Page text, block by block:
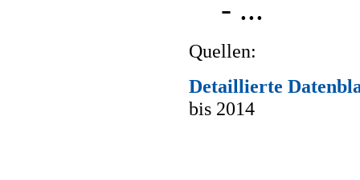
- ...
Quellen:
Detaillierte
bis 2014